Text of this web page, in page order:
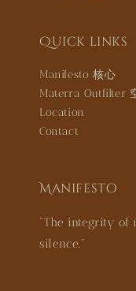
Quick links
Manifesto 核心
Materra Outfilter
Location
Contact
Manifesto
"The integrity of
silence."